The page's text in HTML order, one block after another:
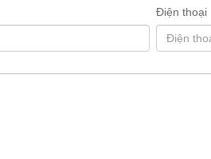
Điện thoại